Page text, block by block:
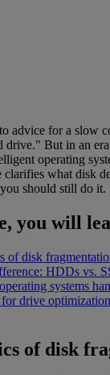
advice for a slow
drive." But in an
operating
clarifies what disk
should still do it.
you will
of disk
HDDs vs.
systems
drive
of disk